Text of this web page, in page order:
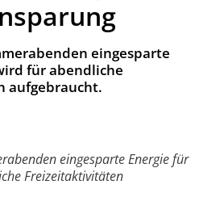
eingesparte
für abendliche
aufgebraucht.
eingesparte Energie für
Freizeitaktivitäten